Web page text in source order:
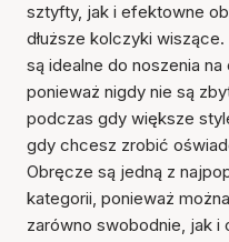
sztyfty, jak i efektowne
dłuższe kolczyki wiszące.
są idealne do noszenia na
ponieważ nigdy nie są
podczas gdy większe
gdy chcesz zrobić
Obręcze są jedną z
kategorii, ponieważ
zarówno swobodnie, jak i